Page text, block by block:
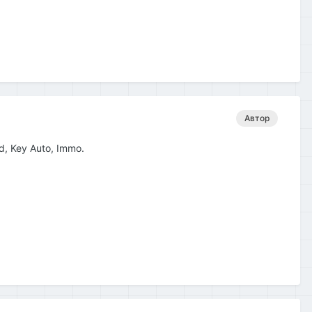
Автор
Key Auto, Immo.